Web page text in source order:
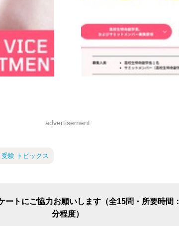
advertisement
験 トピックス
ートにご協力お願いします（全15問・所要時間
分程度）